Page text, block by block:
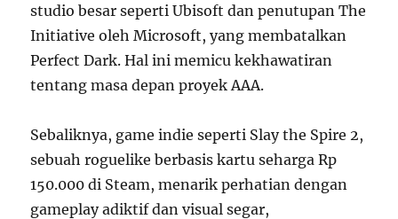
studio besar seperti Ubisoft dan penutupan The
Initiative oleh Microsoft, yang membatalkan
Perfect Dark. Hal ini memicu kekhawatiran
tentang masa depan proyek AAA.
Sebaliknya, game indie seperti Slay the Spire 2,
sebuah roguelike berbasis kartu seharga Rp
150.000 di Steam, menarik perhatian dengan
gameplay adiktif dan visual segar,